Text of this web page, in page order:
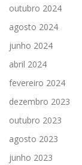
outubro 2024
agosto 2024
junho 2024
abril 2024
fevereiro 2024
dezembro 2023
outubro 2023
agosto 2023
junho 2023